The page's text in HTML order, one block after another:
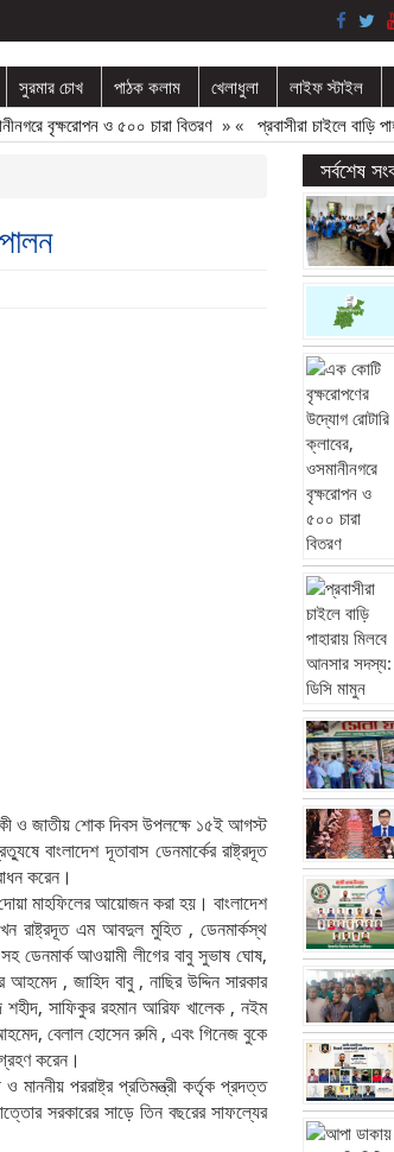
সুরমার চোখ পাঠক কলাম খেলাধুলা লাইফ স্টাইল
বৃক্ষরোপন ও ৫০০ চারা বিতরণ» «প্রবাসীরা চাইলে বাড়ি
ও জাতীয় শোক দিবস উপলক্ষে ১৫ই আগস্ট
বাংলাদেশ দূতাবাস ডেনমার্কের রাষ্ট্রদূত
করেন।
মাহফিলের আয়োজন করা হয়। বাংলাদেশ
রাষ্ট্রদূত এম আবদুল মুহিত , ডেনমার্কস্থ
সহ ডেনমার্ক আওয়ামী লীগের বাবু সুভাষ ঘোষ,
, জাহিদ বাবু , নাছির উদ্দিন সারকার
শহীদ, সাফিকুর রহমান আরিফ খালেক , নইম
বেলাল হোসেন রুমি , এবং গিনেজ বুকে
করেন।
ও মাননীয় পররাষ্ট্র প্রতিমন্ত্রী কর্তৃক প্রদত্ত
সরকারের সাড়ে তিন বছরের সাফল্যের
সর্বশেষ